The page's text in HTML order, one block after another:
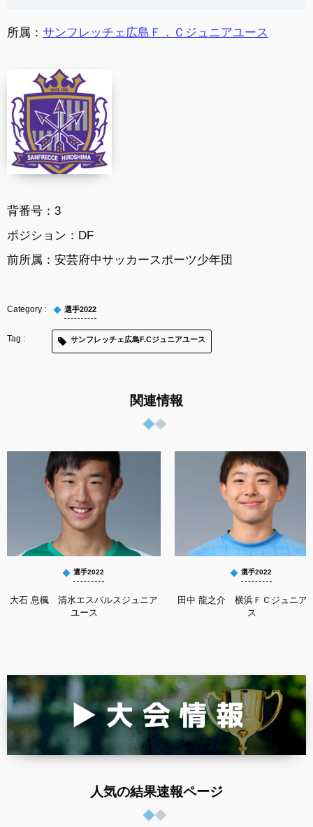
所属： サンフレッチェ広島Ｆ．Ｃジュニアユース
背番号：3
ポジション：DF
前所属：安芸府中サッカースポーツ少年団
選手2022
サンフレッチェ広島F.Cジュニアユース
関連情報
選手2022
大石 息楓 清水エスパルスジュニア
ユース
選手2022
田中 龍之介 横浜ＦＣジュニア
ス
人気の結果速報ページ